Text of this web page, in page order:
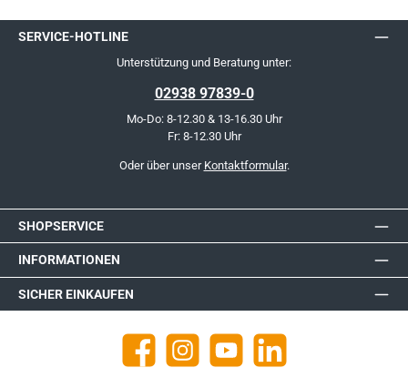
SERVICE-HOTLINE
Unterstützung und Beratung unter:
02938 97839-0
Mo-Do: 8-12.30 & 13-16.30 Uhr
Fr: 8-12.30 Uhr
Oder über unser Kontaktformular.
SHOPSERVICE
INFORMATIONEN
SICHER EINKAUFEN
Facebook Instagram YouTube https://de.linkedin.com/company/